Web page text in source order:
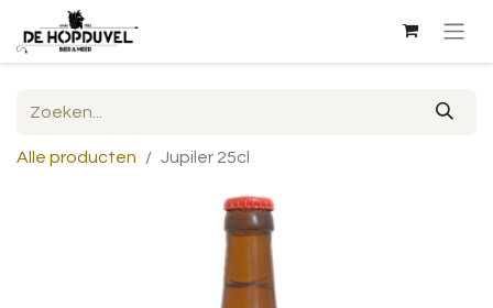
Alle producten Jupiler 25cl